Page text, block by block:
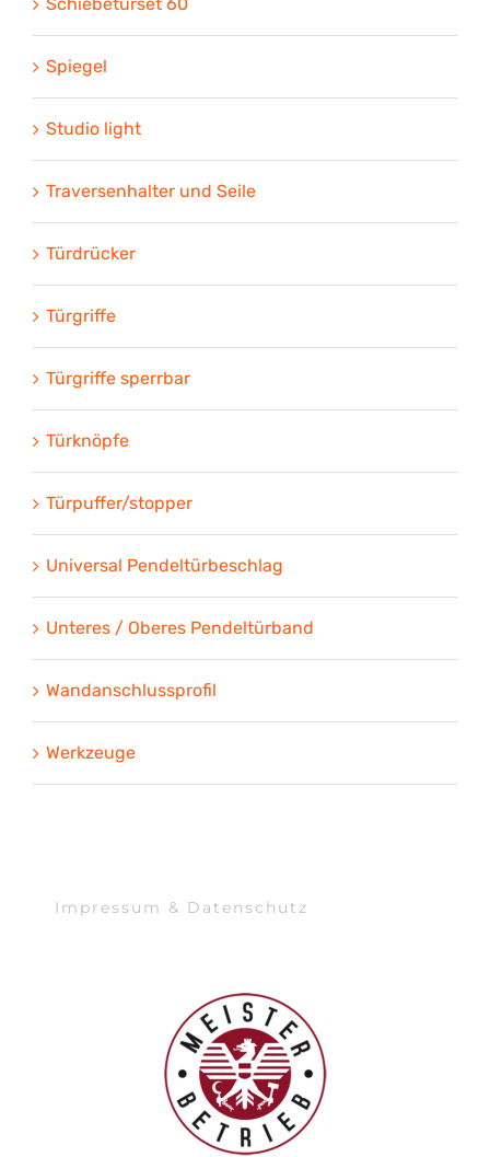
Spiegel
Studio light
Traversenhalter und Seile
Türdrücker
Türgriffe
Türgriffe sperrbar
Türknöpfe
Türpuffer/stopper
Universal Pendeltürbeschlag
Unteres / Oberes Pendeltürband
Wandanschlussprofil
Werkzeuge
Impressum & Datenschutz